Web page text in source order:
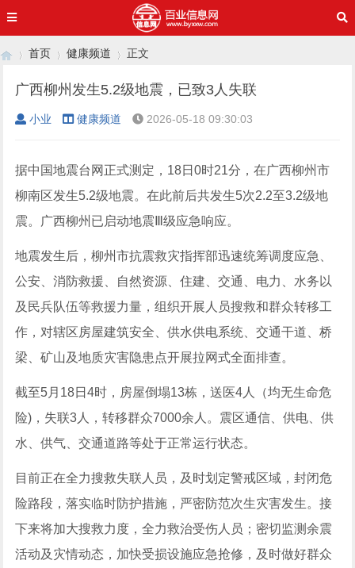
›
首页
›
健康频道
›
正文
广西柳州发生5.2级地震，已致3人失联
小业 健康频道 2026-05-18 09:30:03
据中国地震台网正式测定，18日0时21分，在广西柳州市
柳南区发生5.2级地震。在此前后共发生5次2.2至3.2级地
震。广西柳州已启动地震Ⅲ级应急响应。
地震发生后，柳州市抗震救灾指挥部迅速统筹调度应急、
公安、消防救援、自然资源、住建、交通、电力、水务以
及民兵队伍等救援力量，组织开展人员搜救和群众转移工
作，对辖区房屋建筑安全、供水供电系统、交通干道、桥
梁、矿山及地质灾害隐患点开展拉网式全面排查。
截至5月18日4时，房屋倒塌13栋，送医4人（均无生命危
险)，失联3人，转移群众7000余人。震区通信、供电、供
水、供气、交通道路等处于正常运行状态。
目前正在全力搜救失联人员，及时划定警戒区域，封闭危
险路段，落实临时防护措施，严密防范次生灾害发生。接
下来将加大搜救力度，全力救治受伤人员；密切监测余震
活动及灾情动态，加快受损设施应急抢修，及时做好群众